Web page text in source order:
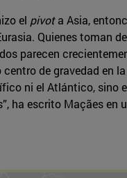
el pivota Asia,
Quienes toman
parecen
centro de gravedad en
ni el Atlántico, sino
ha escrito Maçães en